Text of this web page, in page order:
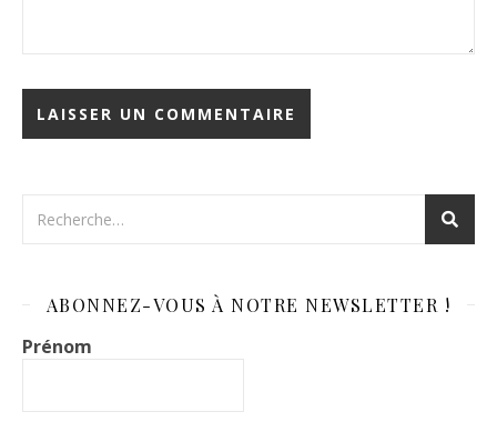
ABONNEZ-VOUS À NOTRE NEWSLETTER !
Prénom